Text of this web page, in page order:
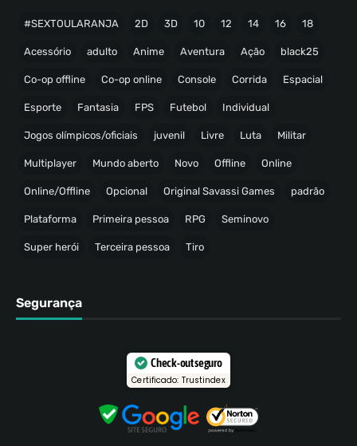
#SEXTOULARANJA 2D 3D 10 12 14 16 18
Acessório adulto Anime Aventura Ação black25
Co-op offline Co-op online Console Corrida Espacial
Esporte Fantasia FPS Futebol Individual
Jogos olímpicos/oficiais juvenil Livre Luta Militar
Multiplayer Mundo aberto Novo Offline Online
Online/Offline Opcional Original Savassi Games padrão
Plataforma Primeira pessoa RPG Seminovo
Super herói Terceira pessoa Tiro
Segurança
Check-out seguro
Certificado: Trustindex